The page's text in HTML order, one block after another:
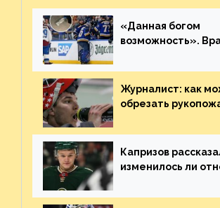
«Данная богом
возможность».
броске бутылкой
Журналист: как
обрезать
Плохая работа,
Капризов
изменилось ли
Украине